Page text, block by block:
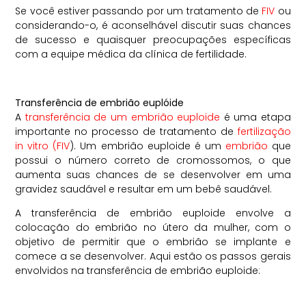
Se você estiver passando por um tratamento de FIV ou
considerando-o, é aconselhável discutir suas chances
de sucesso e quaisquer preocupações específicas
com a equipe médica da clínica de fertilidade.
Transferência de embrião euplóide
A transferência de um embrião euploide é uma etapa
importante no processo de tratamento de fertilização
in vitro (FIV). Um embrião euploide é um embrião que
possui o número correto de cromossomos, o que
aumenta suas chances de se desenvolver em uma
gravidez saudável e resultar em um bebê saudável.
A transferência de embrião euploide envolve a
colocação do embrião no útero da mulher, com o
objetivo de permitir que o embrião se implante e
comece a se desenvolver. Aqui estão os passos gerais
envolvidos na transferência de embrião euploide: